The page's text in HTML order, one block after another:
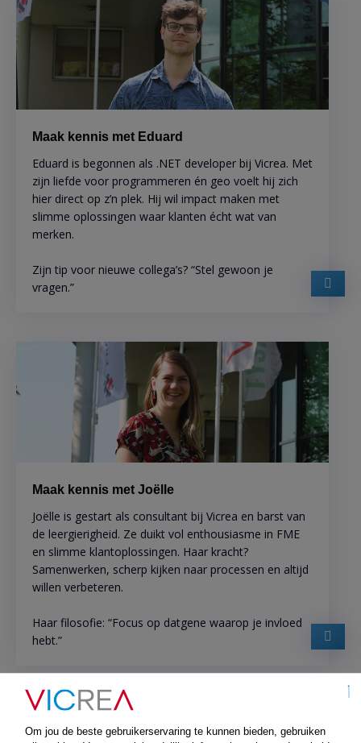
Maak kennis met Eduard
Eduard is begonnen als .NET developer bij Vicrea. Met
zijn liefde voor programmeren én geo voelt hij zich
hier direct op z’n plek. Hij wil impact maken met
slimme oplossingen waar klanten écht wat van
merken.
Zijn tip voor nieuwe collega’s? “Stel gewoon je
vragen.”
Maak kennis met Joëlle
Joëlle is gestart als consultant bij Vicrea en barst van
de leergierigheid. Ze duikt vol enthousiasme in FME
en slimme klantoplossingen. Haar kracht?
Samenwerken, scherp kijken naar processen en altijd
willen verbeteren.
Haar filosofie: “Focus op datgene waarop je invloed
hebt.”
Om jou de beste gebruikerservaring te kunnen bieden, gebruiken